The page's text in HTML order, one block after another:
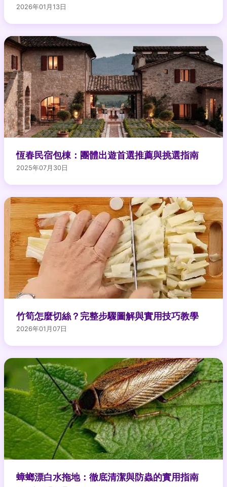
2026年01月13日
恆春民宿包棟：團體出遊首選推薦與挑選指南
2025年07月30日
竹筍怎麼切絲？完整步驟圖解與實用技巧教學
2026年01月07日
蟑螂漂白水拖地：徹底清潔與防蟲的實用指南